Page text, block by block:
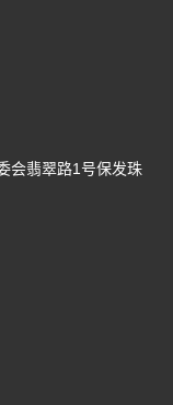
会翡翠路1号保发珠